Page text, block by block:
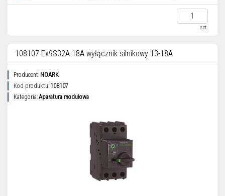
szt.
108107 Ex9S32A 18A wyłącznik silnikowy 13-18A
Producent: NOARK
Kod produktu: 108107
Kategoria:Aparatura modułowa